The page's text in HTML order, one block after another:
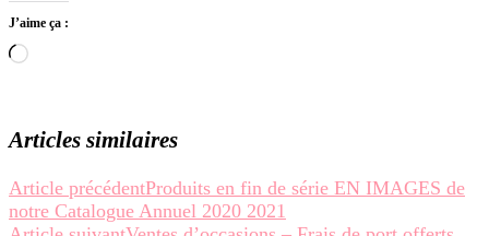
J’aime ça :
Chargement…
Articles similaires
Navigation
d’article
Article précédentProduits en fin de série EN IMAGES de
notre Catalogue Annuel 2020 2021